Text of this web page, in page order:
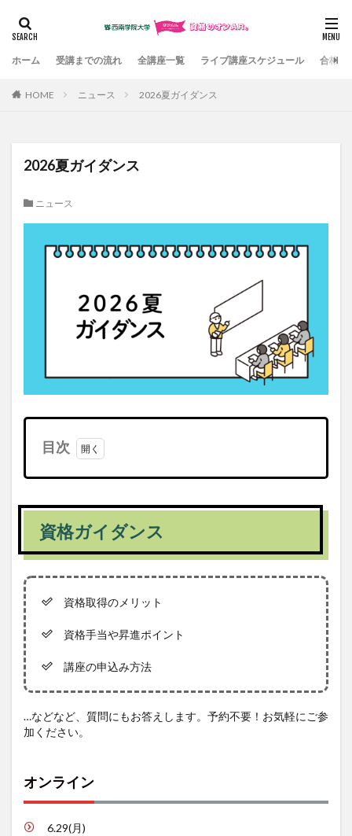
ホーム 受講までの流れ 全講座一覧 ライブ講座スケジュール 合格体
HOME ニュース 2026夏ガイダンス
2026夏ガイダンス
ニュース
目次
ダン
ス
1.1
1.1.0.1
資格ガイダンス
資格取得のメリット
資格手当や昇進ポイント
講座の申込み方法
…などなど、質問にもお答えします。予約不要！お気軽にご参
加ください。
オンライン
6.29(月)
カテゴリー